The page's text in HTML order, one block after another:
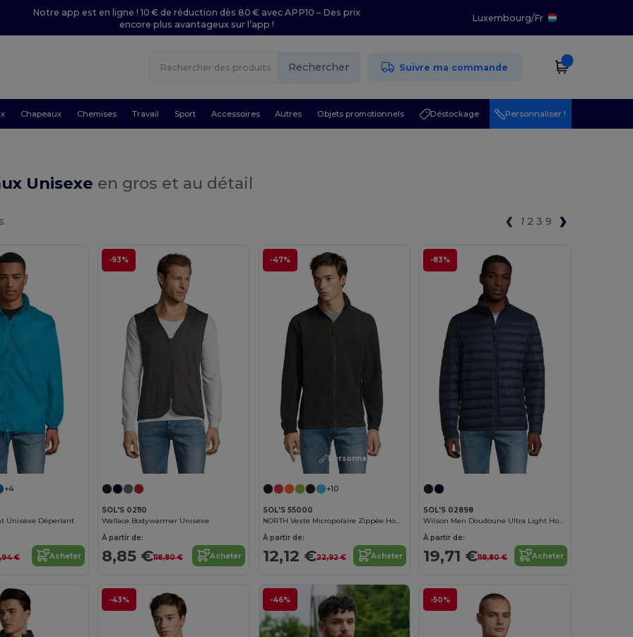
Notre app est en ligne ! 10 € de réduction dès 80 € avec APP10 – Des prix
encore plus avantageux sur l’app !
Luxembourg/Fr
Rechercher Suivre ma commande
Chapeaux Chemises Travail Sport Accessoires Autres Objets promotionnels Déstockage Personnaliser !
Unisexe en gros et au détail
1 2 3 9
+4
Unisexe Déperlant
€ Acheter
-93%
SOL'S 02110
Wallace Bodywarmer Unisexe
À partir de:
8,85 €118,80 € Acheter
-47%
Personnalisez-le !
+10
SOL'S 55000
NORTH Veste Micropolaire Zippée Homme
À partir de:
12,12 €22,92 € Acheter
-83%
SOL'S 02898
À partir de:
19,71 €118,80 € Acheter
-43% -46% -50%